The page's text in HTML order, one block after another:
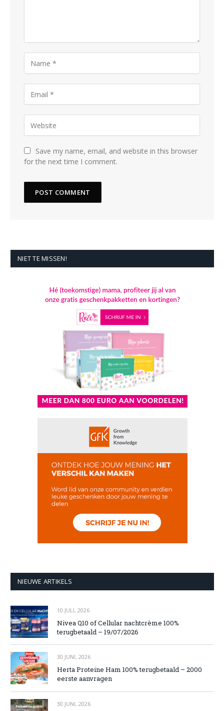
Save my name, email, and website in this browser
for the next time I comment.
NIET TE MISSEN!
NIEUWE ARTIKELS
10 JULI, 2026
Nivea Q10 of Cellular nachtcrème 100%
terugbetaald – 19/07/2026
30 JUNI, 2026
Herta Proteine Ham 100% terugbetaald – 2000
eerste aanvragen
30 JUNI, 2026